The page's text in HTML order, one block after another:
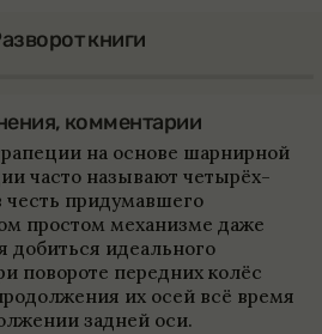
книги
коммен­та­рии
на основе шар­нир­ной
часто назы­вают четырёх­
при­думавшего
про­стом меха­низме даже
добиться иде­аль­ного
пово­роте перед­них колёс
их осей всё время
зад­ней оси.